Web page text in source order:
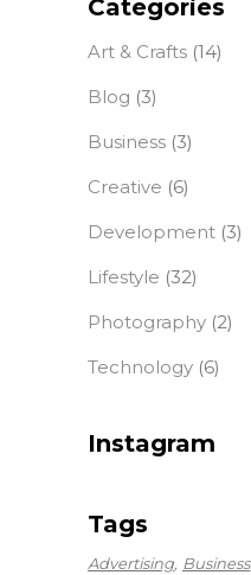
Categories
Art & Crafts (14)
Blog (3)
Business (3)
Creative (6)
Development (3)
Lifestyle (32)
Photography (2)
Technology (6)
Instagram
Tags
Advertising Business